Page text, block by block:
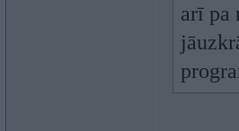
arī pa